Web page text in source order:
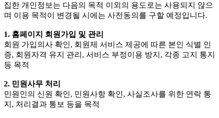
집한 개인정보는 다음의 목적 이외의 용도로는 사용되지 않으
며 이용 목적이 변경될 시에는 사전동의를 구할 예정입니다.
1. 홈페이지 회원가입 및 관리
회원 가입의사 확인, 회원제 서비스 제공에 따른 본인 식별 인
증, 회원자격 유지 관리, 서비스 부정이용 방지, 각종 고지 통지
등 목적
2. 민원사무 처리
민원인의 신원 확인, 민원사항 확인, 사실조사를 위한 연락 통
지, 처리결과 통보 등을 목적